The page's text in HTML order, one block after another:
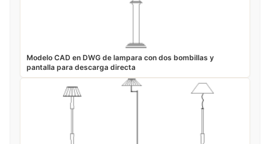
Modelo CAD en DWG de lampara con dos bombillas y
pantalla para descarga directa